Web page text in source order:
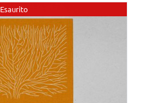
Esaurito